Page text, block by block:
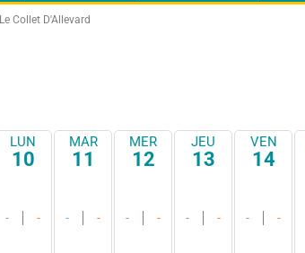
Le Collet D'Allevard
LUN
10
- -
MAR
11
- -
MER
12
- -
JEU
13
- -
VEN
14
- -